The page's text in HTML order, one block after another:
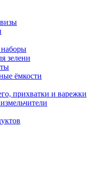
наборы
зелени
ёмкости
прихватки и варежки